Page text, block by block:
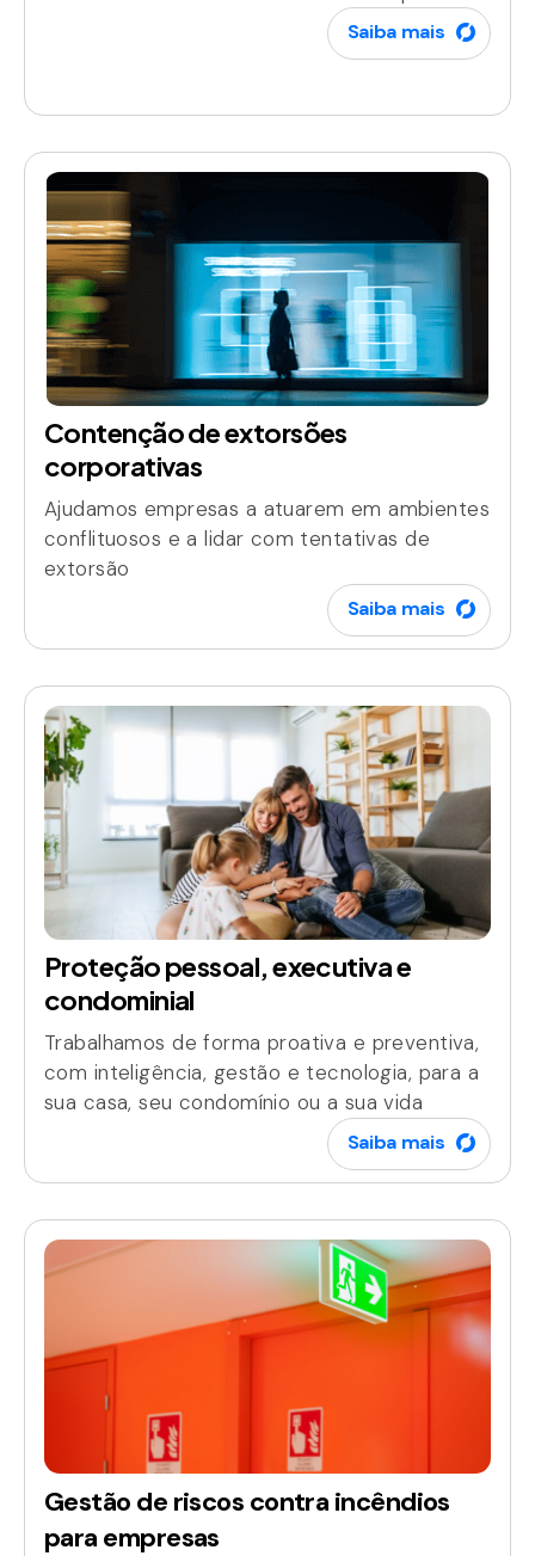
Saiba mais
Contenção de extorsões
corporativas
Ajudamos empresas a atuarem em ambientes
conflituosos e a lidar com tentativas de
extorsão
Saiba mais
Proteção pessoal, executiva e
condominial
Trabalhamos de forma proativa e preventiva,
com inteligência, gestão e tecnologia, para a
sua casa, seu condomínio ou a sua vida
Saiba mais
Gestão de riscos contra incêndios
para empresas